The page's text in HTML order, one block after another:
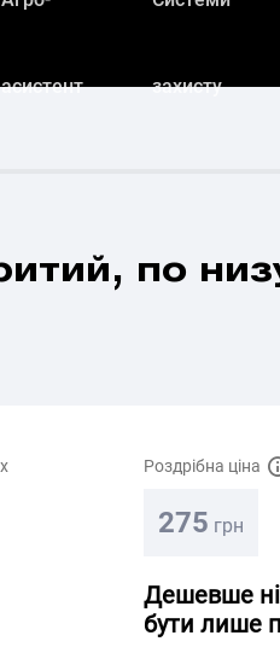
асистент захисту
по
Роздрібна ціна
275 грн
Дешевше
бути лише